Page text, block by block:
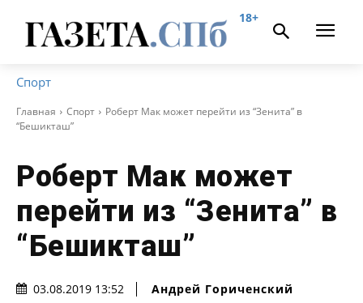
18+
Спорт
Главная Спорт
Роберт Мак может перейти из “Зенита” в
“Бешикташ”
Роберт Мак может
перейти из “Зенита” в
“Бешикташ”
03.08.2019 13:52 Андрей Гориченcкий